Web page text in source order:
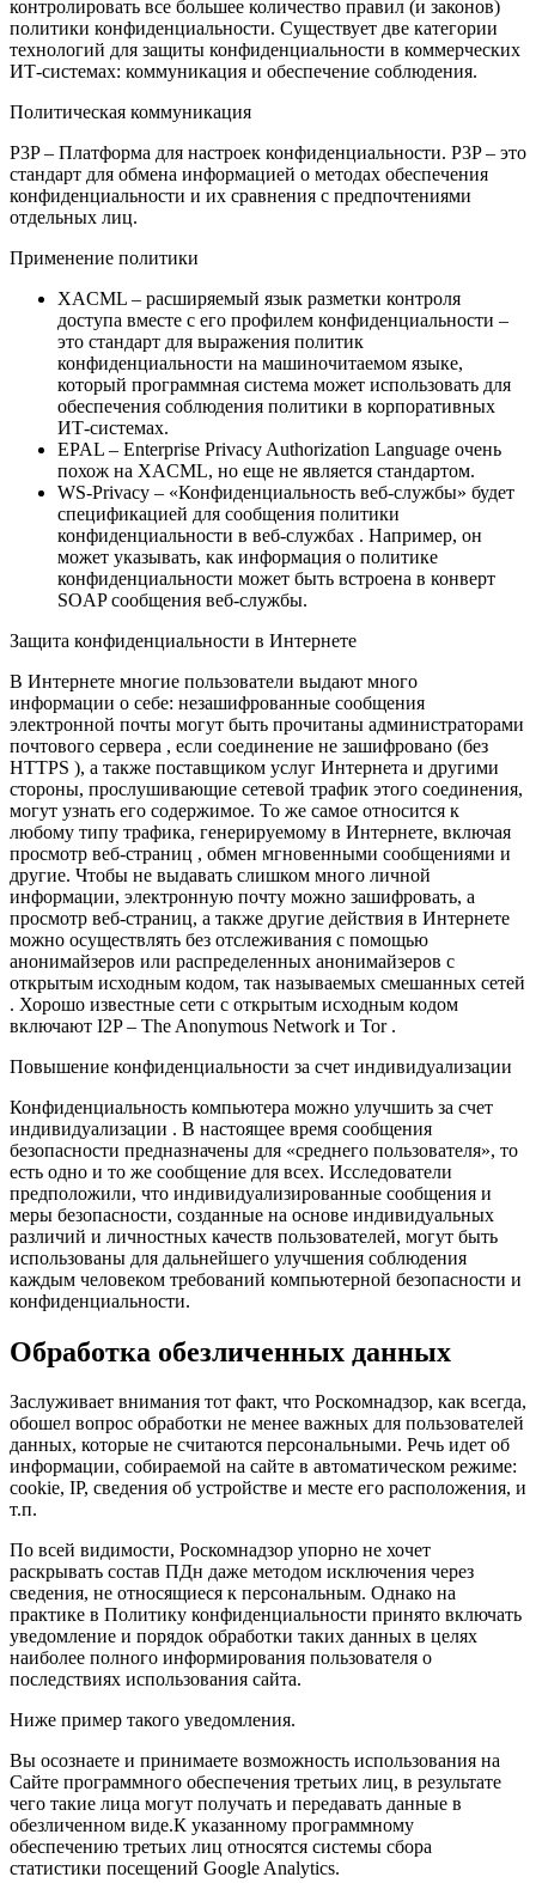
контролировать все большее количество правил (и законов)
политики конфиденциальности. Существует две категории
технологий для защиты конфиденциальности в коммерческих
ИТ-системах: коммуникация и обеспечение соблюдения.
Политическая коммуникация
P3P – Платформа для настроек конфиденциальности. P3P – это
стандарт для обмена информацией о методах обеспечения
конфиденциальности и их сравнения с предпочтениями
отдельных лиц.
Применение политики
XACML – расширяемый язык разметки контроля
доступа вместе с его профилем конфиденциальности –
это стандарт для выражения политик
конфиденциальности на машиночитаемом языке,
который программная система может использовать для
обеспечения соблюдения политики в корпоративных
ИТ-системах.
EPAL – Enterprise Privacy Authorization Language очень
похож на XACML, но еще не является стандартом.
WS-Privacy – «Конфиденциальность веб-службы» будет
спецификацией для сообщения политики
конфиденциальности в веб-службах . Например, он
может указывать, как информация о политике
конфиденциальности может быть встроена в конверт
SOAP сообщения веб-службы.
Защита конфиденциальности в Интернете
В Интернете многие пользователи выдают много
информации о себе: незашифрованные сообщения
электронной почты могут быть прочитаны администраторами
почтового сервера , если соединение не зашифровано (без
HTTPS ), а также поставщиком услуг Интернета и другими
стороны, прослушивающие сетевой трафик этого соединения,
могут узнать его содержимое. То же самое относится к
любому типу трафика, генерируемому в Интернете, включая
просмотр веб-страниц , обмен мгновенными сообщениями и
другие. Чтобы не выдавать слишком много личной
информации, электронную почту можно зашифровать, а
просмотр веб-страниц, а также другие действия в Интернете
можно осуществлять без отслеживания с помощью
анонимайзеров или распределенных анонимайзеров с
открытым исходным кодом, так называемых смешанных сетей
. Хорошо известные сети с открытым исходным кодом
включают I2P – The Anonymous Network и Tor .
Повышение конфиденциальности за счет индивидуализации
Конфиденциальность компьютера можно улучшить за счет
индивидуализации . В настоящее время сообщения
безопасности предназначены для «среднего пользователя», то
есть одно и то же сообщение для всех. Исследователи
предположили, что индивидуализированные сообщения и
меры безопасности, созданные на основе индивидуальных
различий и личностных качеств пользователей, могут быть
использованы для дальнейшего улучшения соблюдения
каждым человеком требований компьютерной безопасности и
конфиденциальности.
Обработка обезличенных данных
Заслуживает внимания тот факт, что Роскомнадзор, как всегда,
обошел вопрос обработки не менее важных для пользователей
данных, которые не считаются персональными. Речь идет об
информации, собираемой на сайте в автоматическом режиме:
cookie, IP, сведения об устройстве и месте его расположения, и
т.п.
По всей видимости, Роскомнадзор упорно не хочет
раскрывать состав ПДн даже методом исключения через
сведения, не относящиеся к персональным. Однако на
практике в Политику конфиденциальности принято включать
уведомление и порядок обработки таких данных в целях
наиболее полного информирования пользователя о
последствиях использования сайта.
Ниже пример такого уведомления.
Вы осознаете и принимаете возможность использования на
Сайте программного обеспечения третьих лиц, в результате
чего такие лица могут получать и передавать данные в
обезличенном виде.К указанному программному
обеспечению третьих лиц относятся системы сбора
статистики посещений Google Analytics.